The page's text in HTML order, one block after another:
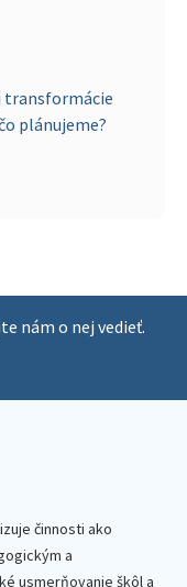
transformácie
plánujeme?
nám o nej vedieť.
činnosti ako
a
usmerňovanie škôl a